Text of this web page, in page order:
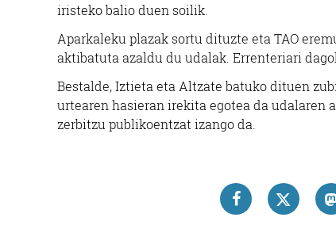
iristeko balio duen soilik.
Aparkaleku plazak sortu dituzte eta TAO
aktibatuta azaldu du udalak. Errenteriari
Bestalde, Iztieta eta Altzate batuko dituen
urtearen hasieran irekita egotea da udalaren
zerbitzu publikoentzat izango da.